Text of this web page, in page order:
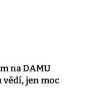
na DAMU
vědí, jen moc